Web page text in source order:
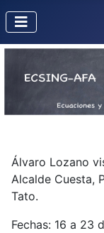
Álvaro Lozano
Alcalde Cuesta,
Tato.
Fechas: 16 a 23